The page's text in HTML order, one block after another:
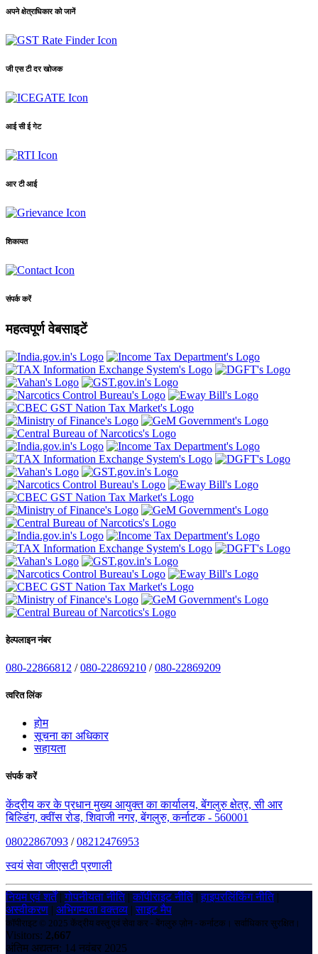
अपने क्षेत्राधिकार को जानें
जी एस टी दर खोजक
आई सी ई गेट
आर टी आई
शिकायत
संपर्क करें
महत्वपूर्ण वेबसाइटें
हेल्पलाइन नंबर
080-22866812 /080-22869210 /080-22869209
त्वरित लिंक
होम
सूचना का अधिकार
सहायता
संपर्क करें
केंद्रीय कर के प्रधान मुख्य आयुक्त का कार्यालय, बेंगलुरु क्षेत्र, सी आर
बिल्डिंग, क्वींस रोड, शिवाजी नगर, बेंगलुरु, कर्नाटक - 560001
08022867093 /08212476953
स्वयं सेवा जीएसटी प्रणाली
नियम एवं शर्तें|गोपनीयता नीति|कॉपीराइट नीति|हाइपरलिंकिंग नीति|
अस्वीकरण | अभिगम्यता वक्तव्य |साइट मैप
कॉपीराइट © 2025 केंद्रीय वस्तु एवं सेवा कर - बेंगलुरु ज़ोन - कर्नाटक। सर्वाधिकार सुरक्षित।
Visitors: 2,667
अंतिम अद्यतन: 14 नवंबर 2025